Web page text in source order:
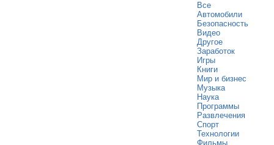
Все
Автомобили
Безопасность
Видео
Другое
Заработок
Игры
Книги
Мир и бизнес
Музыка
Наука
Программы
Развлечения
Спорт
Технологии
Фильмы